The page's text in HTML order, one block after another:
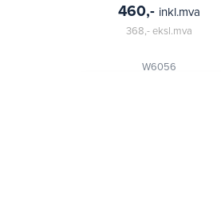
W6056
460,- inkl.mva
368,-eksl.mva